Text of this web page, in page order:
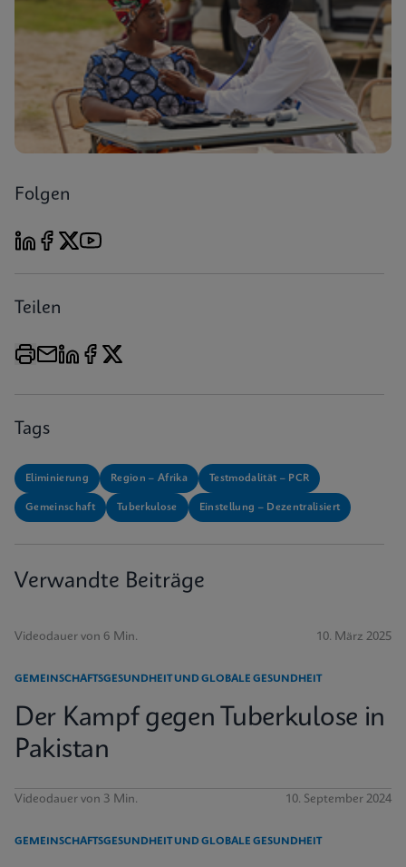
Folgen
Teilen
Tags
Eliminierung Region – Afrika Testmodalität – PCR
Gemeinschaft Tuberkulose Einstellung – Dezentralisiert
Verwandte Beiträge
Videodauer von 6 Min. 10. März 2025
GEMEINSCHAFTSGESUNDHEIT UND GLOBALE GESUNDHEIT
Der Kampf gegen Tuberkulose in
Pakistan
Videodauer von 3 Min. 10. September 2024
GEMEINSCHAFTSGESUNDHEIT UND GLOBALE GESUNDHEIT